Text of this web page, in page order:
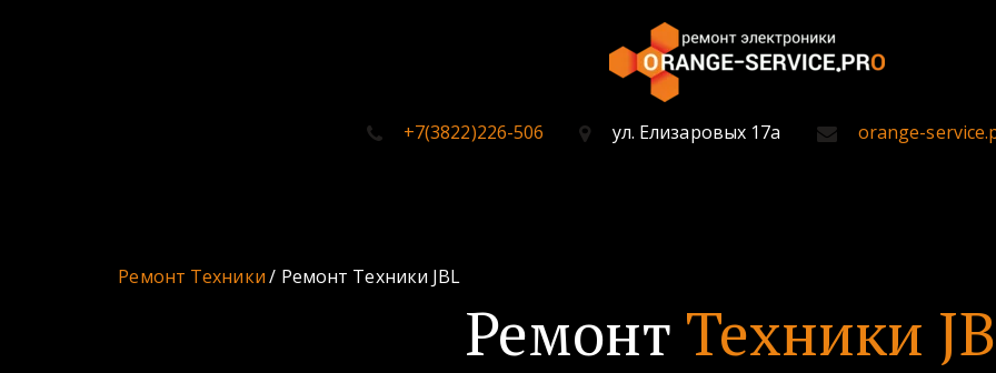
+7(3822)226-506 ул. Елизаровых 17а orange-
Ремонт Техники / Ремонт Техники JBL
Ремонт Техники